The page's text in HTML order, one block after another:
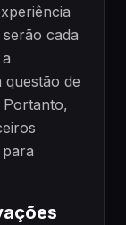
cada
questão de